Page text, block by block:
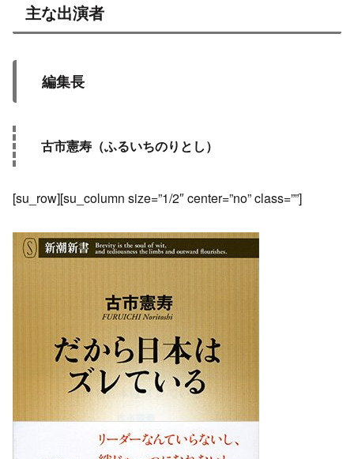
主な出演者
編集長
古市憲寿（ふるいちのりとし）
[su_row][su_column size=”1/2″ center=”no” class=””]